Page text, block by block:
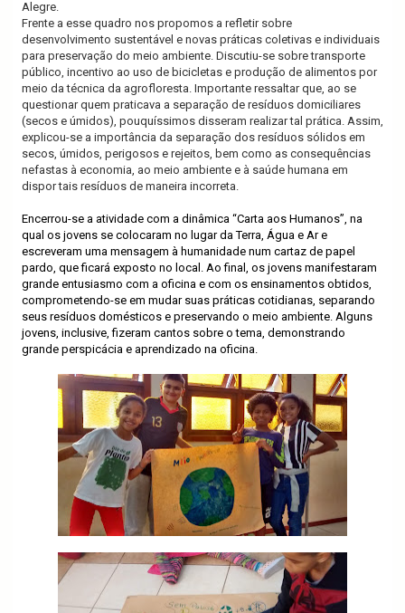
Alegre.
Frente a esse quadro nos propomos a refletir sobre
desenvolvimento sustentável e novas práticas coletivas e individuais
para preservação do meio ambiente. Discutiu-se sobre transporte
público, incentivo ao uso de bicicletas e produção de alimentos por
meio da técnica da agrofloresta. Importante ressaltar que, ao se
questionar quem praticava a separação de resíduos domiciliares
(secos e úmidos), pouquíssimos disseram realizar tal prática. Assim,
explicou-se a importância da separação dos resíduos sólidos em
secos, úmidos, perigosos e rejeitos, bem como as consequências
nefastas à economia, ao meio ambiente e à saúde humana em
dispor tais resíduos de maneira incorreta.
Encerrou-se a atividade com a dinâmica “Carta aos Humanos”, na
qual os jovens se colocaram no lugar da Terra, Água e Ar e
escreveram uma mensagem à humanidade num cartaz de papel
pardo, que ficará exposto no local. Ao final, os jovens manifestaram
grande entusiasmo com a oficina e com os ensinamentos obtidos,
comprometendo-se em mudar suas práticas cotidianas, separando
seus resíduos domésticos e preservando o meio ambiente. Alguns
jovens, inclusive, fizeram cantos sobre o tema, demonstrando
grande perspicácia e aprendizado na oficina.